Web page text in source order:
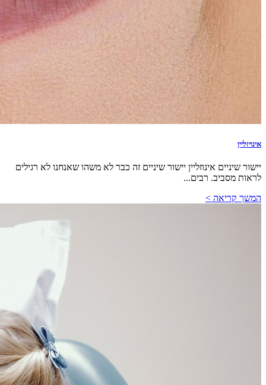
אינויזליין
יישור שיניים אינוזליין יישור שיניים זה כבר לא משהו שאנחנו לא רגילים
לראות מסביב. רבים...
המשך קריאה >